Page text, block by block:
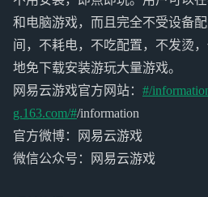
和电脑游戏，而且完全不受设备
间，不耗电，不吃配置，不发烫
地免下载安装游玩大量游戏。
网易云游戏官方网站： #/
g.163.com/#/information
官方微博：网易云游戏
微信公众号：网易云游戏